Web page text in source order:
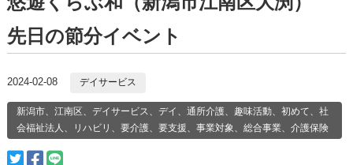
先日の節分イベント
2024-02-08 デイサービス
新潟市、江南区、デイサービス、デイ、通所介護、趣味活動、初めて、社
会福祉法人、リハビリ、要介護、要支援、事業対象、総合事業、介護保険